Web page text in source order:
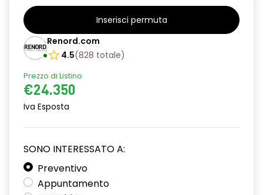
alzacristalli anteriori elettrici impulsionali
alzacristalli posteriori elettrici impulsionali
assistenza alla partenza in salita
climatizzatore automatico
distance warning avviso distanza di sicurezza
driver display 10''
eCall funzionalità soggetta a copertura di rete;
Inserisci permuta
Renord.com
4.5(828 totale)
Prezzo di Listino
€24.350
Iva Esposta
SONO INTERESSATO A:
Preventivo
Appuntamento